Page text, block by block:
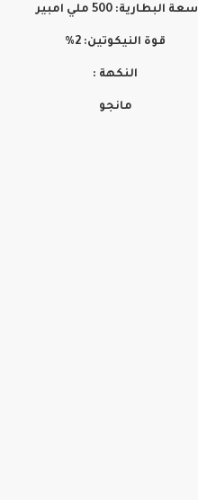
سعة البطارية: 500 ملي امبير
قوة النيكوتين: 2%
النكهة :
مانجو